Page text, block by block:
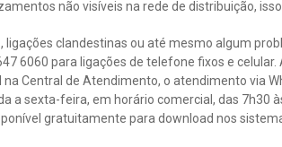
não visíveis na rede de distribuição,
clandestinas ou até mesmo algum
6060 para ligações de telefone fixos e
Central de Atendimento, o atendimento via
a sexta-feira, em horário comercial, das 7h30
gratuitamente para download nos